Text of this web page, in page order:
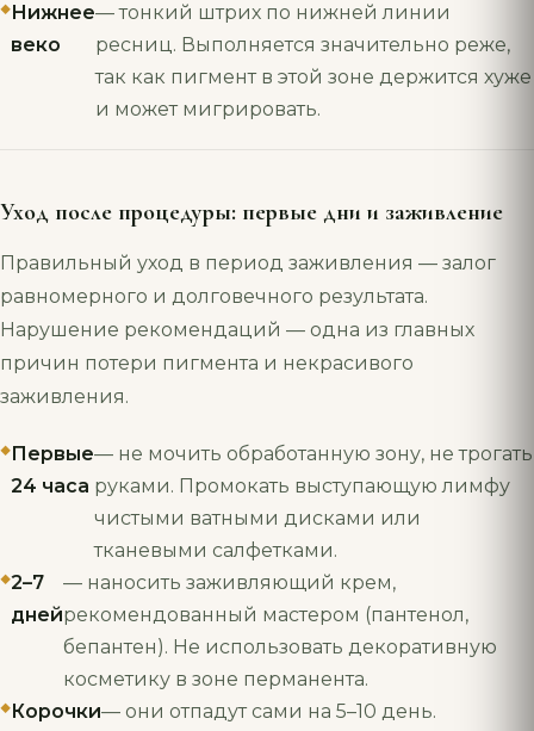
Нижнее
веко
— тонкий штрих по нижней линии
ресниц. Выполняется значительно реже,
так как пигмент в этой зоне держится хуже
и может мигрировать.
Уход после процедуры: первые дни и заживление
Правильный уход в период заживления — залог
равномерного и долговечного результата.
Нарушение рекомендаций — одна из главных
причин потери пигмента и некрасивого
заживления.
Первые
24 часа
— не мочить обработанную зону, не трогать
руками. Промокать выступающую лимфу
чистыми ватными дисками или
тканевыми салфетками.
2–7
дней
— наносить заживляющий крем,
рекомендованный мастером (пантенол,
бепантен). Не использовать декоративную
косметику в зоне перманента.
Корочки— они отпадут сами на 5–10 день.